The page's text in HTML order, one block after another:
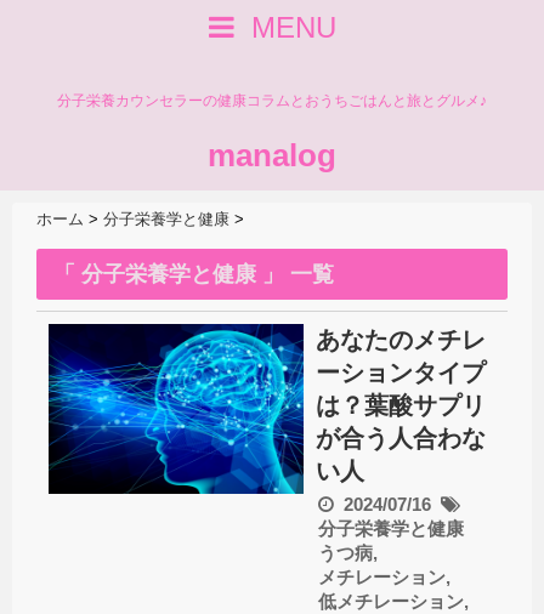
MENU
分子栄養カウンセラーの健康コラムとおうちごはんと旅とグルメ♪
manalog
ホーム > 分子栄養学と健康 >
「 分子栄養学と健康 」 一覧
あなたのメチレ
ーションタイプ
は？葉酸サプリ
が合う人合わな
い人
2024/07/16
分子栄養学と健康
うつ病,
メチレーション,
低メチレーション,